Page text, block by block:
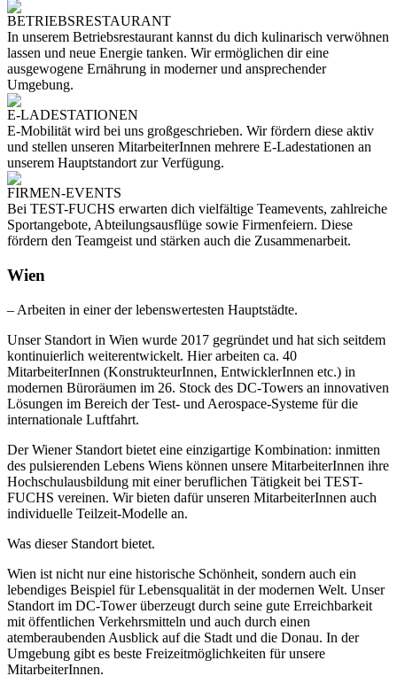
BETRIEBSRESTAURANT
In unserem Betriebsrestaurant kannst du dich kulinarisch verwöhnen
lassen und neue Energie tanken. Wir ermöglichen dir eine
ausgewogene Ernährung in moderner und ansprechender
Umgebung.
E-LADESTATIONEN
E-Mobilität wird bei uns großgeschrieben. Wir fördern diese aktiv
und stellen unseren MitarbeiterInnen mehrere E-Ladestationen an
unserem Hauptstandort zur Verfügung.
FIRMEN-EVENTS
Bei TEST-FUCHS erwarten dich vielfältige Teamevents, zahlreiche
Sportangebote, Abteilungsausflüge sowie Firmenfeiern. Diese
fördern den Teamgeist und stärken auch die Zusammenarbeit.
Wien
– Arbeiten in einer der lebenswertesten Hauptstädte.
Unser Standort in Wien wurde 2017 gegründet und hat sich seitdem
kontinuierlich weiterentwickelt. Hier arbeiten ca. 40
MitarbeiterInnen (KonstrukteurInnen, EntwicklerInnen etc.) in
modernen Büroräumen im 26. Stock des DC-Towers an innovativen
Lösungen im Bereich der Test- und Aerospace-Systeme für die
internationale Luftfahrt.
Der Wiener Standort bietet eine einzigartige Kombination: inmitten
des pulsierenden Lebens Wiens können unsere MitarbeiterInnen ihre
Hochschulausbildung mit einer beruflichen Tätigkeit bei TEST-
FUCHS vereinen. Wir bieten dafür unseren MitarbeiterInnen auch
individuelle Teilzeit-Modelle an.
Was dieser Standort bietet.
Wien ist nicht nur eine historische Schönheit, sondern auch ein
lebendiges Beispiel für Lebensqualität in der modernen Welt. Unser
Standort im DC-Tower überzeugt durch seine gute Erreichbarkeit
mit öffentlichen Verkehrsmitteln und auch durch einen
atemberaubenden Ausblick auf die Stadt und die Donau. In der
Umgebung gibt es beste Freizeitmöglichkeiten für unsere
MitarbeiterInnen.